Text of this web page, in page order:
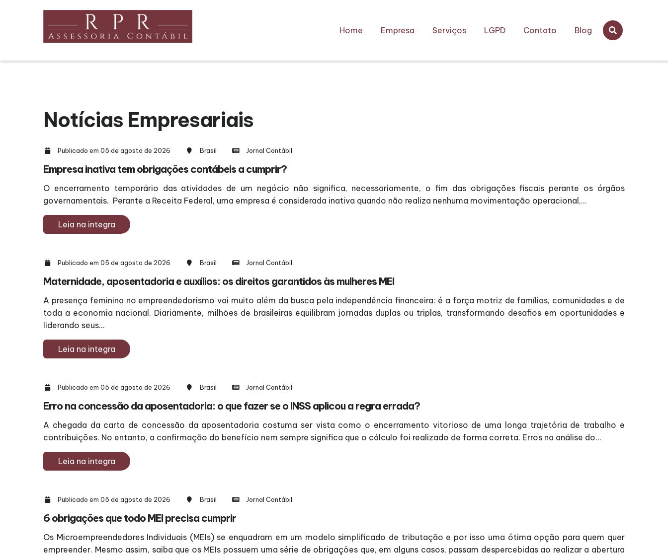
Home Empresa Serviços LGPD Contato Blog
Notícias Empresariais
Publicado em 05 de agosto de 2026 Brasil Jornal Contábil
Empresa inativa tem obrigações contábeis a cumprir?
O encerramento temporário das atividades de um negócio não significa, necessariamente, o fim das obrigações fiscais perante os órgãos
governamentais. Perante a Receita Federal, uma empresa é considerada inativa quando não realiza nenhuma movimentação operacional,...
Leia na integra
Publicado em 05 de agosto de 2026 Brasil Jornal Contábil
Maternidade, aposentadoria e auxílios: os direitos garantidos às mulheres MEI
A presença feminina no empreendedorismo vai muito além da busca pela independência financeira: é a força motriz de famílias, comunidades e de
toda a economia nacional. Diariamente, milhões de brasileiras equilibram jornadas duplas ou triplas, transformando desafios em oportunidades e
liderando seus...
Leia na integra
Publicado em 05 de agosto de 2026 Brasil Jornal Contábil
Erro na concessão da aposentadoria: o que fazer se o INSS aplicou a regra errada?
A chegada da carta de concessão da aposentadoria costuma ser vista como o encerramento vitorioso de uma longa trajetória de trabalho e
contribuições. No entanto, a confirmação do benefício nem sempre significa que o cálculo foi realizado de forma correta. Erros na análise do...
Leia na integra
Publicado em 05 de agosto de 2026 Brasil Jornal Contábil
6 obrigações que todo MEI precisa cumprir
Os Microempreendedores Individuais (MEIs) se enquadram em um modelo simplificado de tributação e por isso uma ótima opção para quem quer
empreender. Mesmo assim, saiba que os MEIs possuem uma série de obrigações que, em alguns casos, passam despercebidas ao realizar a abertura